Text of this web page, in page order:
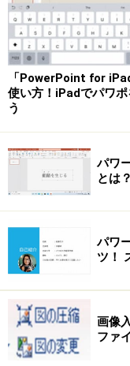
事前にマイクの接続
右側の「入力」項
イクに向かって発
ーが左右に揺れれば
「マイクのテスト」
「字幕」を設
の「キャプション
約されています。
「字幕」機能はスラ
「スライドショー」
「PowerPoint for
使い方！iPadでパワ
う
パワ
とは？
パワ
ツ！
画像
ファ